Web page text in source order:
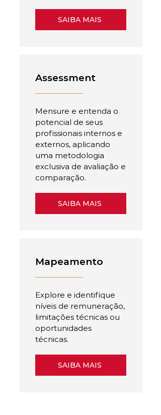
SAIBA MAIS
Assessment
Mensure e entenda o
potencial de seus
profissionais internos e
externos, aplicando
uma metodologia
exclusiva de avaliação e
comparação.
SAIBA MAIS
Mapeamento
Explore e identifique
níveis de remuneração,
limitações técnicas ou
oportunidades
técnicas.
SAIBA MAIS